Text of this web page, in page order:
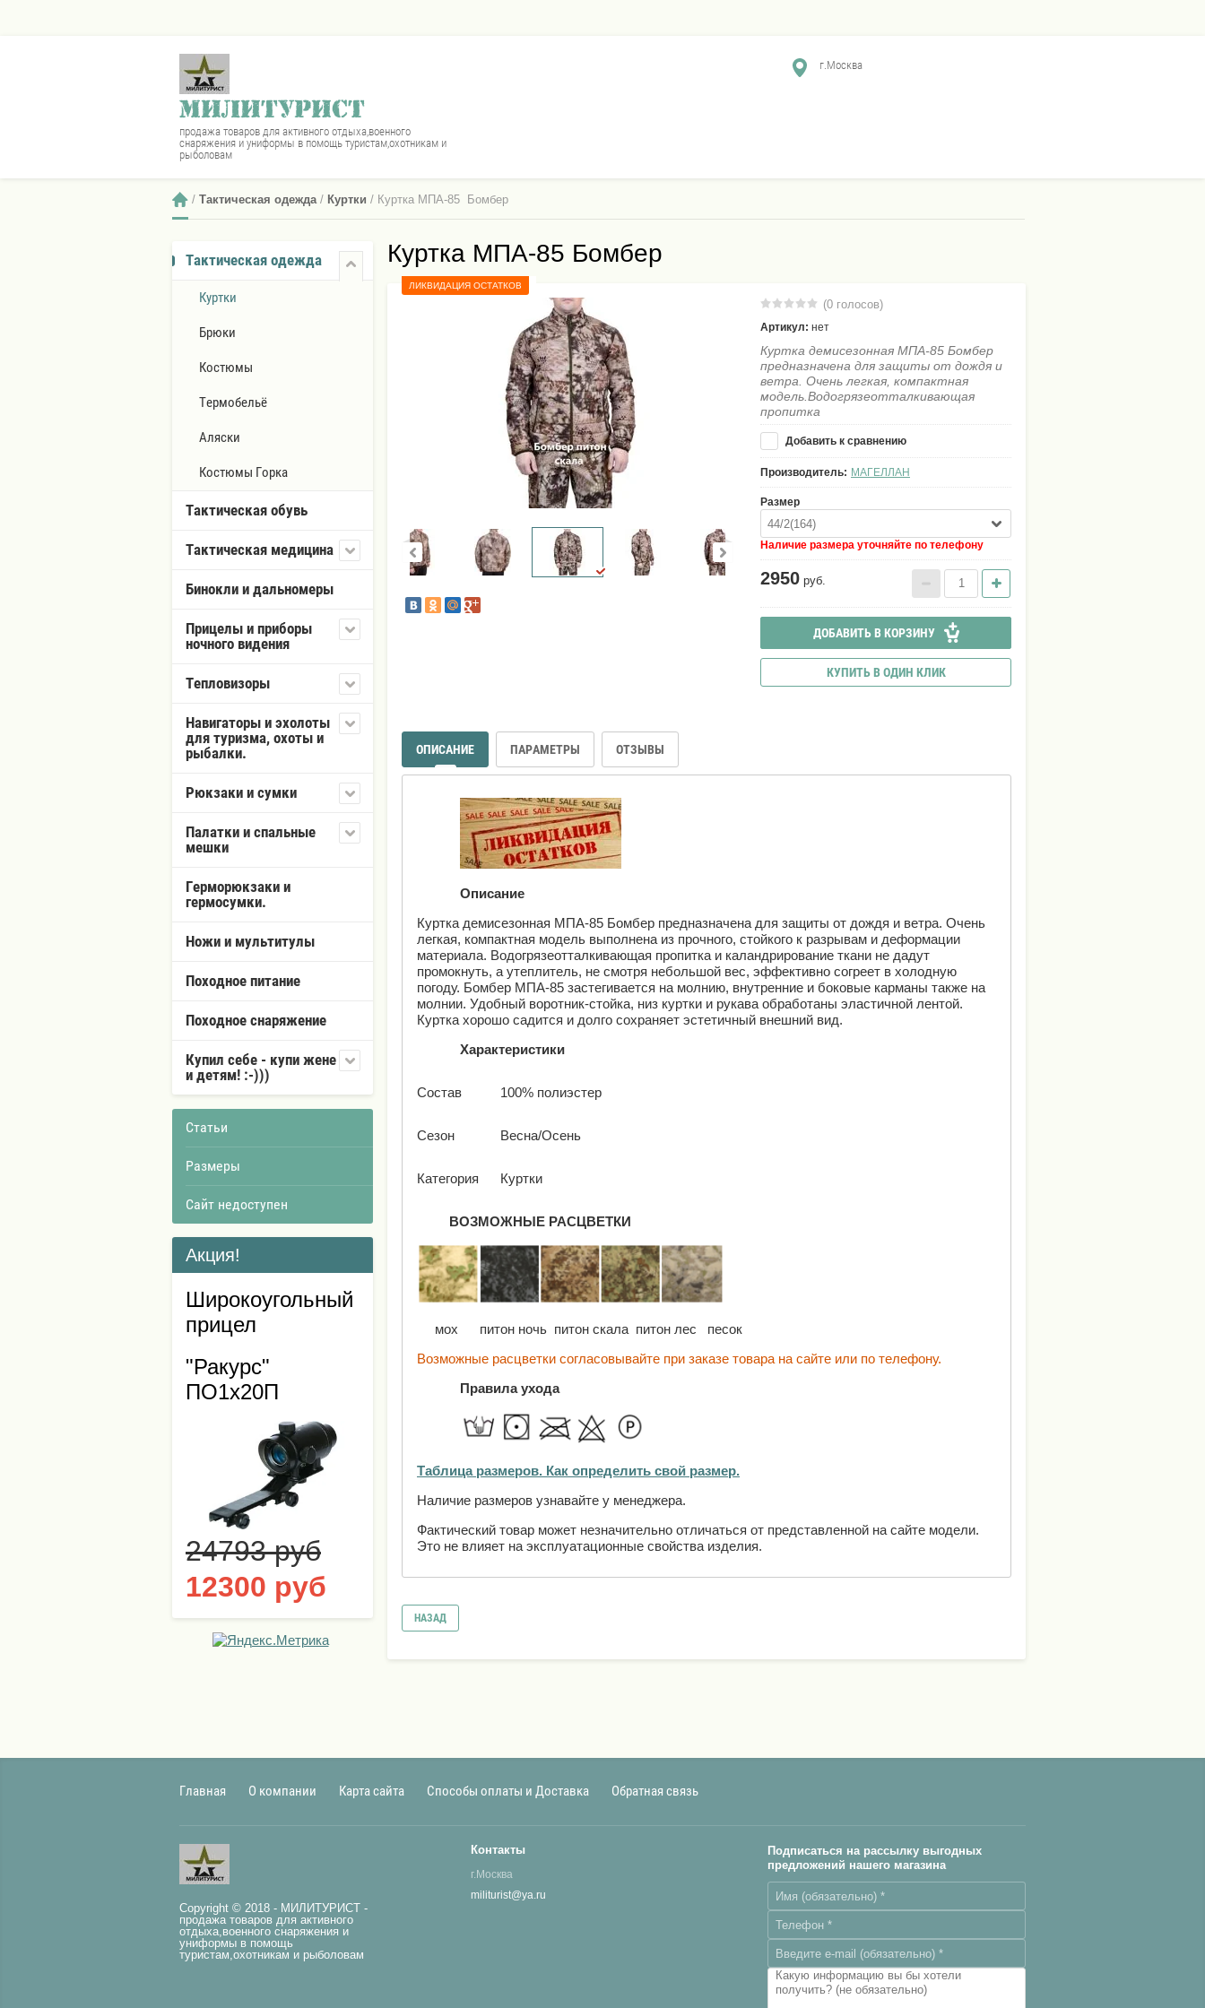
МИЛИТУРИСТ
продажа товаров для активного отдыха,военного
снаряжения и униформы в помощь туристам,охотникам и
рыболовам
г.Москва
/ Тактическая одежда / Куртки / Куртка МПА-85  Бомбер
Тактическая одежда
Куртки
Брюки
Костюмы
Термобельё
Аляски
Костюмы Горка
Тактическая обувь
Тактическая медицина
Бинокли и дальномеры
Прицелы и приборы
ночного видения
Тепловизоры
Навигаторы и эхолоты
для туризма, охоты и
рыбалки.
Рюкзаки и сумки
Палатки и спальные
мешки
Герморюкзаки и
гермосумки.
Ножи и мультитулы
Походное питание
Походное снаряжение
Купил себе - купи жене
и детям! :-)))
Статьи
Размеры
Сайт недоступен
Акция!
Широкоугольный
прицел
"Ракурс"
ПО1х20П
24793 руб
12300 руб
Куртка МПА-85 Бомбер
ЛИКВИДАЦИЯ ОСТАТКОВ
(0 голосов)
Артикул: нет
Куртка демисезонная МПА-85 Бомбер
предназначена для защиты от дождя и
ветра. Очень легкая, компактная
модель.Водогрязеотталкивающая
пропитка
Добавить к сравнению
Производитель: МАГЕЛЛАН
Размер
44/2(164)
Наличие размера уточняйте по телефону
2950 руб.
ДОБАВИТЬ В КОРЗИНУ
КУПИТЬ В ОДИН КЛИК
ОПИСАНИЕ ПАРАМЕТРЫ ОТЗЫВЫ
Описание
Куртка демисезонная МПА-85 Бомбер предназначена для защиты от дождя и ветра. Очень
легкая, компактная модель выполнена из прочного, стойкого к разрывам и деформации
материала. Водогрязеотталкивающая пропитка и каландрирование ткани не дадут
промокнуть, а утеплитель, не смотря небольшой вес, эффективно согреет в холодную
погоду. Бомбер МПА-85 застегивается на молнию, внутренние и боковые карманы также на
молнии. Удобный воротник-стойка, низ куртки и рукава обработаны эластичной лентой.
Куртка хорошо садится и долго сохраняет эстетичный внешний вид.
Характеристики
Состав 100% полиэстер
Сезон Весна/Осень
Категория Куртки
ВОЗМОЖНЫЕ РАСЦВЕТКИ
мох питон ночь питон скала питон лес песок
Возможные расцветки согласовывайте при заказе товара на сайте или по телефону.
Правила ухода
Таблица размеров. Как определить свой размер.
Наличие размеров узнавайте у менеджера.
Фактический товар может незначительно отличаться от представленной на сайте модели.
Это не влияет на эксплуатационные свойства изделия.
НАЗАД
Главная О компании Карта сайта Способы оплаты и Доставка Обратная связь
Подписаться на рассылку выгодных
предложений нашего магазина
Copyright © 2018 - МИЛИТУРИСТ -
продажа товаров для активного
отдыха,военного снаряжения и
униформы в помощь
туристам,охотникам и рыболовам
Контакты
г.Москва
militurist@ya.ru